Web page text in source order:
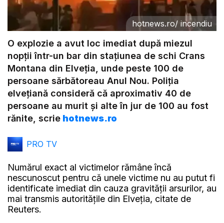
hotnews.ro/ incendiu
O explozie a avut loc imediat după miezul
nopții într-un bar din stațiunea de schi Crans
Montana din Elveția, unde peste 100 de
persoane sărbătoreau Anul Nou. Poliția
elvețiană consideră că aproximativ 40 de
persoane au murit și alte în jur de 100 au fost
rănite, scrie hotnews.ro
PRO TV
Numărul exact al victimelor rămâne încă
nescunoscut pentru că unele victime nu au putut fi
identificate imediat din cauza gravității arsurilor, au
mai transmis autoritățile din Elveția, citate de
Reuters.